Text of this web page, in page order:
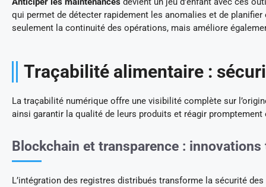
qui permet de détecter rapidement les anomalies et de
seulement la continuité des opérations, mais améliore
Traçabilité alimentaire :
La traçabilité numérique offre une visibilité complète sur
ainsi garantir la qualité de leurs produits et réagir
Blockchain et transparence :
L’intégration des registres distribués transforme la sécurité